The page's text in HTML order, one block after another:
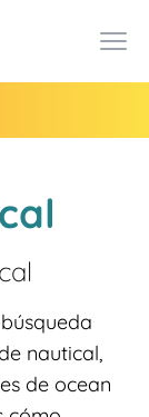
nautical,
de ocean